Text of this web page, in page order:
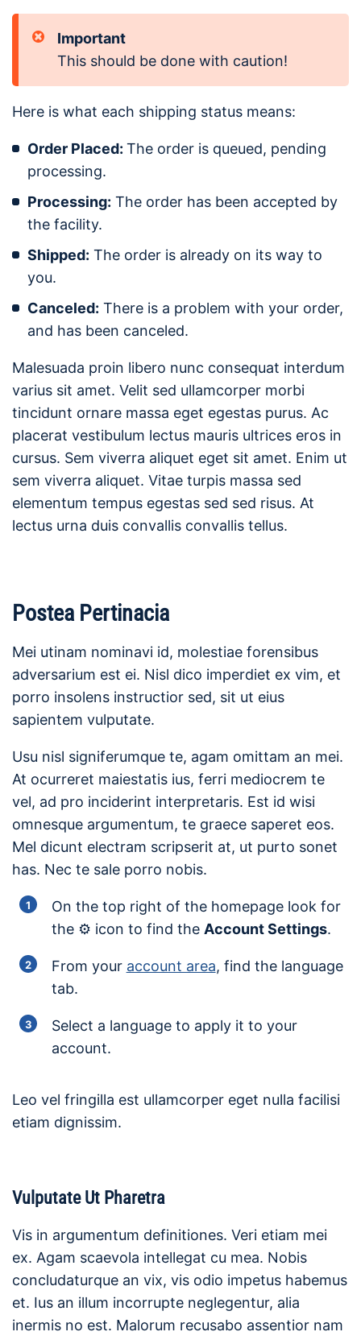
Important
This should be done with caution!
Here is what each shipping status means:
Order Placed:The order is queued, pending
processing.
Processing: The order has been accepted by
the facility.
Shipped: The order is already on its way to
you.
Canceled: There is a problem with your order,
and has been canceled.
Malesuada proin libero nunc consequat interdum
varius sit amet. Velit sed ullamcorper morbi
tincidunt ornare massa eget egestas purus. Ac
placerat vestibulum lectus mauris ultrices eros in
cursus. Sem viverra aliquet eget sit amet. Enim ut
sem viverra aliquet. Vitae turpis massa sed
elementum tempus egestas sed sed risus. At
lectus urna duis convallis convallis tellus.
Postea Pertinacia
Mei utinam nominavi id, molestiae forensibus
adversarium est ei. Nisl dico imperdiet ex vim, et
porro insolens instructior sed, sit ut eius
sapientem vulputate.
Usu nisl signiferumque te, agam omittam an mei.
At ocurreret maiestatis ius, ferri mediocrem te
vel, ad pro inciderint interpretaris. Est id wisi
omnesque argumentum, te graece saperet eos.
Mel dicunt electram scripserit at, ut purto sonet
has. Nec te sale porro nobis.
On the top right of the homepage look for
the ⚙️ icon to find the Account Settings.
From your account area, find the language
tab.
Select a language to apply it to your
account.
Leo vel fringilla est ullamcorper eget nulla facilisi
etiam dignissim.
Vulputate Ut Pharetra
Vis in argumentum definitiones. Veri etiam mei
ex. Agam scaevola intellegat cu mea. Nobis
concludaturque an vix, vis odio impetus habemus
et. Ius an illum incorrupte neglegentur, alia
inermis no est. Malorum recusabo assentior nam